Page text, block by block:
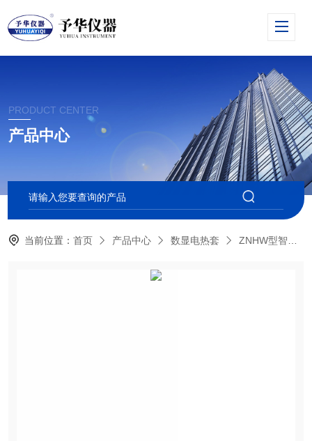
PRODUCT CENTER
产品中心
当前位置：首页 产品中心 数显电热套 ZNHW型智能恒温电热套